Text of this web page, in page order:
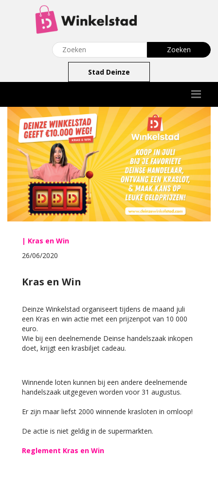
Stad Deinze
| Kras en Win
26/06/2020
Kras en Win
Deinze Winkelstad organiseert tijdens de maand juli
een Kras en win actie met een prijzenpot van 10 000
euro.
Wie bij een deelnemende Deinse handelszaak inkopen
doet, krijgt een krasbiljet cadeau.
Winnende loten kunnen bij een andere deelnemende
handelszaak uitgegeven worden voor 31 augustus.
Er zijn maar liefst 2000 winnende krasloten in omloop!
De actie is niet geldig in de supermarkten.
Reglement Kras en Win